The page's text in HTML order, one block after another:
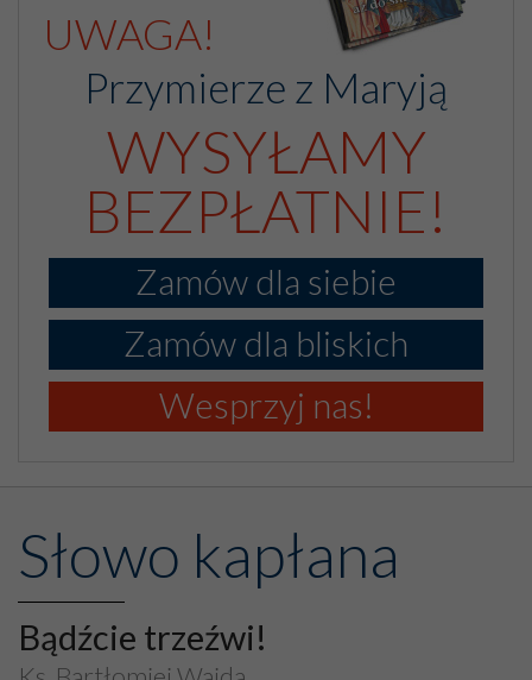
UWAGA!
Przymierze z Maryją
WYSYŁAMY
BEZPŁATNIE!
Zamów dla siebie
Zamów dla bliskich
Wesprzyj nas!
Słowo kapłana
Bądźcie trzeźwi!